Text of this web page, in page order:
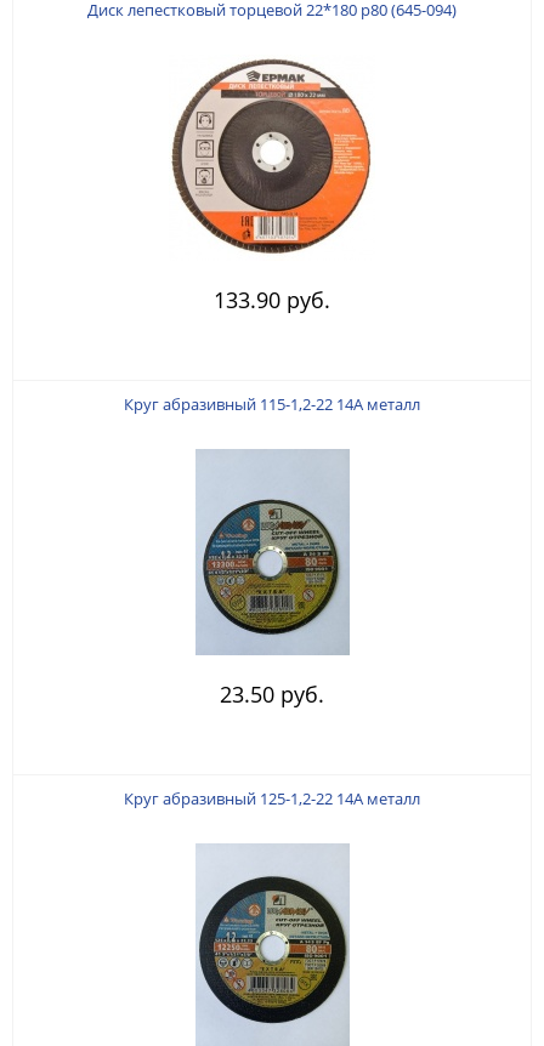
Диск лепестковый торцевой 22*180 р80 (645-094)
133.90 руб.
Круг абразивный 115-1,2-22 14А металл
23.50 руб.
Круг абразивный 125-1,2-22 14А металл